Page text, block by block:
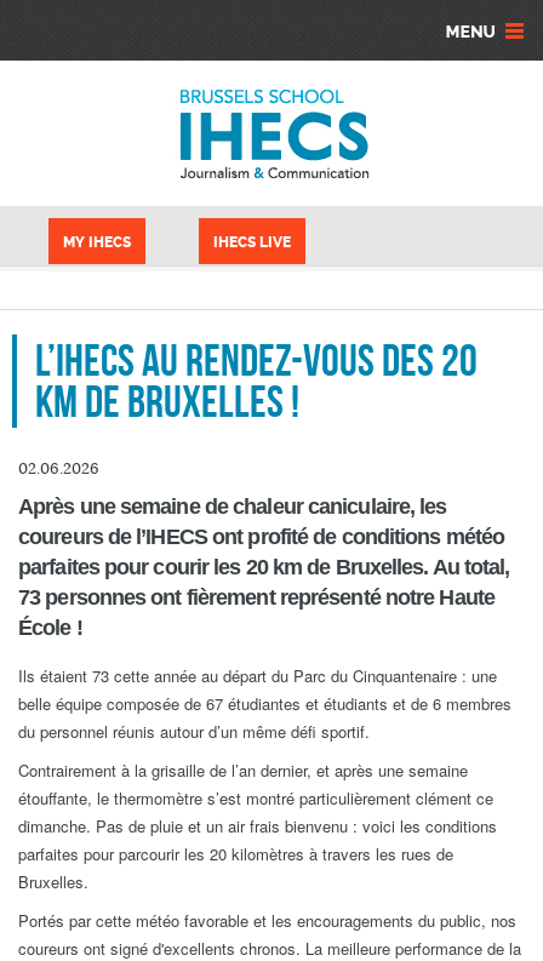
MY IHECS IHECS LIVE
L’IHECS au rendez-vous des 20
km de Bruxelles !
02.06.2026
Après une semaine de chaleur caniculaire, les
coureurs de l’IHECS ont profité de conditions météo
parfaites pour courir les 20 km de Bruxelles. Au total,
73 personnes ont fièrement représenté notre Haute
École !
Ils étaient 73 cette année au départ du Parc du Cinquantenaire : une
belle équipe composée de 67 étudiantes et étudiants et de 6 membres
du personnel réunis autour d’un même défi sportif.
Contrairement à la grisaille de l’an dernier, et après une semaine
étouffante, le thermomètre s’est montré particulièrement clément ce
dimanche. Pas de pluie et un air frais bienvenu : voici les conditions
parfaites pour parcourir les 20 kilomètres à travers les rues de
Bruxelles.
Portés par cette météo favorable et les encouragements du public, nos
coureurs ont signé d'excellents chronos. La meilleure performance de la